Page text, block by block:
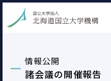
情報公開
諸会議の開催報告